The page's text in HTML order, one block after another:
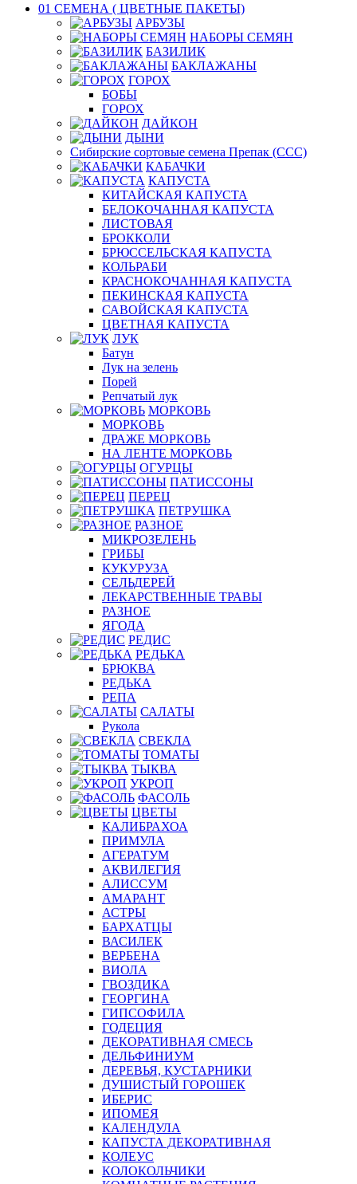
01 СЕМЕНА ( ЦВЕТНЫЕ ПАКЕТЫ)
АРБУЗЫ
НАБОРЫ СЕМЯН
БАЗИЛИК
БАКЛАЖАНЫ
ГОРОХ
БОБЫ
ГОРОХ
ДАЙКОН
ДЫНИ
Сибирские сортовые семена Препак (ССС)
КАБАЧКИ
КАПУСТА
КИТАЙСКАЯ КАПУСТА
БЕЛОКОЧАННАЯ КАПУСТА
ЛИСТОВАЯ
БРОККОЛИ
БРЮССЕЛЬСКАЯ КАПУСТА
КОЛЬРАБИ
КРАСНОКОЧАННАЯ КАПУСТА
ПЕКИНСКАЯ КАПУСТА
САВОЙСКАЯ КАПУСТА
ЦВЕТНАЯ КАПУСТА
ЛУК
Батун
Лук на зелень
Порей
Репчатый лук
МОРКОВЬ
МОРКОВЬ
ДРАЖЕ МОРКОВЬ
НА ЛЕНТЕ МОРКОВЬ
ОГУРЦЫ
ПАТИССОНЫ
ПЕРЕЦ
ПЕТРУШКА
РАЗНОЕ
МИКРОЗЕЛЕНЬ
ГРИБЫ
КУКУРУЗА
СЕЛЬДЕРЕЙ
ЛЕКАРСТВЕННЫЕ ТРАВЫ
РАЗНОЕ
ЯГОДА
РЕДИС
РЕДЬКА
БРЮКВА
РЕДЬКА
РЕПА
САЛАТЫ
Рукола
СВЕКЛА
ТОМАТЫ
ТЫКВА
УКРОП
ФАСОЛЬ
ЦВЕТЫ
КАЛИБРАХОА
ПРИМУЛА
АГЕРАТУМ
АКВИЛЕГИЯ
АЛИССУМ
АМАРАНТ
АСТРЫ
БАРХАТЦЫ
ВАСИЛЕК
ВЕРБЕНА
ВИОЛА
ГВОЗДИКА
ГЕОРГИНА
ГИПСОФИЛА
ГОДЕЦИЯ
ДЕКОРАТИВНАЯ СМЕСЬ
ДЕЛЬФИНИУМ
ДЕРЕВЬЯ, КУСТАРНИКИ
ДУШИСТЫЙ ГОРОШЕК
ИБЕРИС
ИПОМЕЯ
КАЛЕНДУЛА
КАПУСТА ДЕКОРАТИВНАЯ
КОЛЕУС
КОЛОКОЛЬЧИКИ